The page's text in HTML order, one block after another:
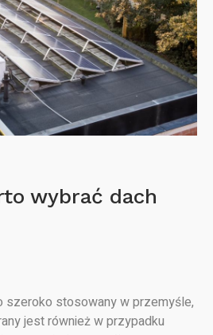
wybrać dach
szeroko stosowany w przemyśle,
jest również w przypadku